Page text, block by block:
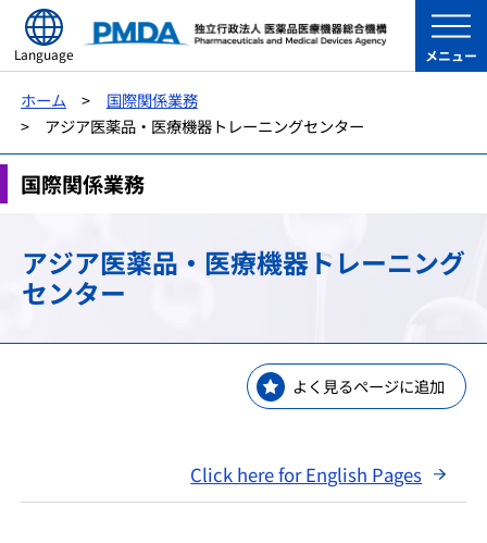
Language メニュー
ホーム
国際関係業務
アジア医薬品・医療機器トレーニングセンター
国際関係業務
アジア医薬品・医療機器トレーニング
センター
よく見るページに追加
Click here for English Pages